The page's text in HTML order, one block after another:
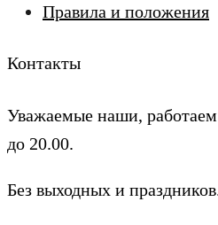
Правила и положения
Контакты
Уважаемые наши,
до 20.00.
Без выходных и